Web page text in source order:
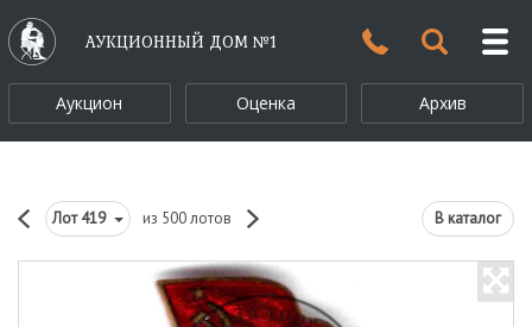
АУКЦИОННЫЙ ДОМ №1
Аукцион Оценка Архив
Лот419 из 500 лотов В каталог